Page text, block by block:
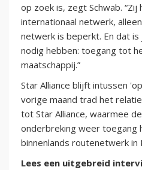
op zoek is, zegt Schwab.
internationaal netwerk,
netwerk is beperkt. En dat
nodig hebben: toegang tot
maatschappij.”
Star Alliance blijft intussen
vorige maand trad het
tot Star Alliance, waarmee
onderbreking weer
binnenlands routenetwerk in
Lees een uitgebreid